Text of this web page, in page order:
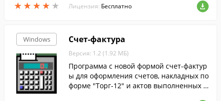
★ ★ ★ ★ ★
★ ★ ★ ★ ★ Лицензия: Бесплатно
Windows Счет-фактура
Версия: 1.2 (1.92 МБ)
Программа с новой формой счет-фактур
ы для оформления счетов, накладных по
форме "Торг-12" и актов выполненных р